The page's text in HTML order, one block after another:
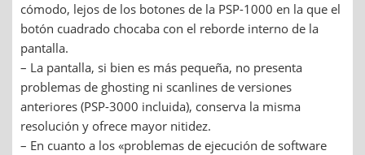
cómodo, lejos de los botones de la PSP-1000 en la que el
botón cuadrado chocaba con el reborde interno de la
pantalla.
– La pantalla, si bien es más pequeña, no presenta
problemas de ghosting ni scanlines de versiones
anteriores (PSP-3000 incluida), conserva la misma
resolución y ofrece mayor nitidez.
– En cuanto a los «problemas de ejecución de software